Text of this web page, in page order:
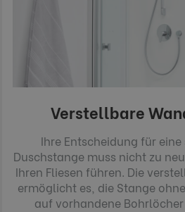
Verstellbare
Ihre Entscheidung für
Duschstange muss nicht zu
Ihren Fliesen führen. Die
ermöglicht es, die Stange
auf vorhandene